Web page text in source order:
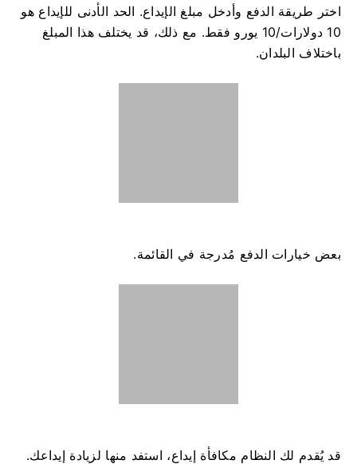
اختر طريقة الدفع وأدخل مبلغ الإيداع. الحد الأدنى للإيداع هو
10 دولارات/10 يورو فقط. مع ذلك، قد يختلف هذا المبلغ
باختلاف البلدان.
​​بعض خيارات الدفع مُدرجة في القائمة.
قد يُقدم لك النظام مكافأة إيداع، استفد منها لزيادة إيداعك.